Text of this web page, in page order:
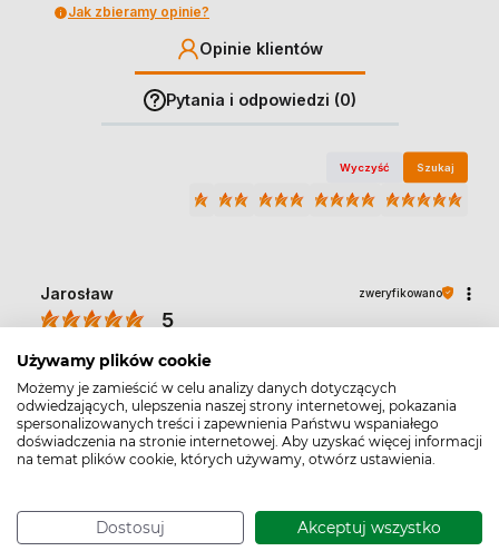
Używamy plików cookie
Możemy je zamieścić w celu analizy danych dotyczących
odwiedzających, ulepszenia naszej strony internetowej, pokazania
spersonalizowanych treści i zapewnienia Państwu wspaniałego
doświadczenia na stronie internetowej. Aby uzyskać więcej informacji
na temat plików cookie, których używamy, otwórz ustawienia.
Dostosuj Akceptuj wszystko
Jak zbieramy opinie?
Opinie klientów
Pytania i odpowiedzi (0)
Wyczyść Szukaj
Jarosław zweryfikowano
5
6/11/2026
0
0
Halina zweryfikowano
Ocena klienta:Doskonale
5/4/2026